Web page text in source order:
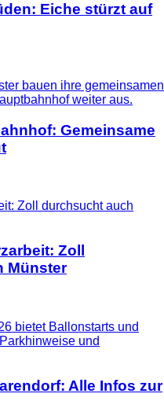
Eiche stürzt auf
Gemeinsame
Zoll
Münster
Alle Infos zur